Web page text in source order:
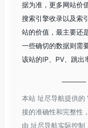
据为准，更多网站价
搜索引擎收录以及索
站的价值，最主要还
一些确切的数据则需
该站的IP、PV、跳出
本站 址尽导航提供的
接的准确性和完整性
由 址尽导航实际控